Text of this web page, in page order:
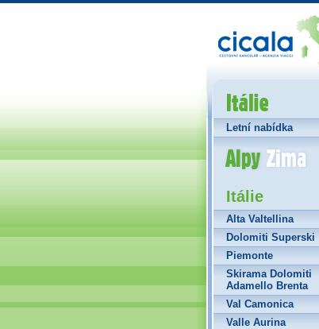
Itálie
Letní nabídka
Alpy Zima
Itálie
Alta Valtellina
Dolomiti Superski
Piemonte
Skirama Dolomiti
Adamello Brenta
Val Camonica
Valle Aurina